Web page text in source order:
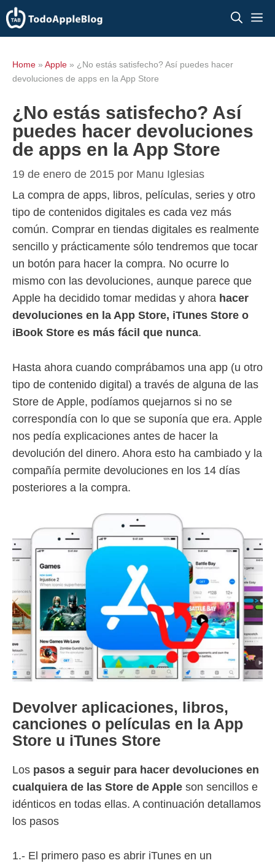
Saltar
al
Home » Apple » ¿No estás satisfecho? Así puedes hacer
devoluciones de apps en la App Store
¿No estás satisfecho? Así
puedes hacer devoluciones
de apps en la App Store
19 de enero de 2015 por Manu Iglesias
La compra de apps, libros, películas, series y otro
tipo de contenidos digitales es cada vez más
común. Comprar en tiendas digitales es realmente
sencillo y prácticamente sólo tendremos que tocar
un botón para hacer la compra. No ocurre lo
mismo con las devoluciones, aunque parece que
Apple ha decidido tomar medidas y ahora hacer
devoluciones en la App Store, iTunes Store o
iBook Store es más fácil que nunca.
Hasta ahora cuando comprábamos una app (u otro
tipo de contenido digital) a través de alguna de las
Store de Apple, podíamos quejarnos si no se
correspondía con lo que se suponía que era. Apple
nos pedía explicaciones antes de hacer la
devolución del dinero. Ahora esto ha cambiado y la
compañía permite devoluciones en los 14 días
posteriores a la compra.
Devolver aplicaciones, libros,
canciones o películas en la App
Store u iTunes Store
Los pasos a seguir para hacer devoluciones en
cualquiera de las Store de Apple son sencillos e
idénticos en todas ellas. A continuación detallamos
los pasos
1.- El primero paso es abrir iTunes en un